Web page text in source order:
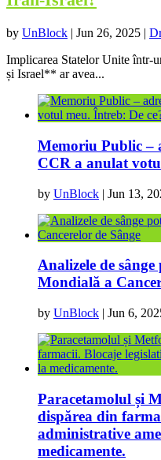
by UnBlock | Jun 26, 2025 |
Implicarea Statelor Unite într-
și Israel** ar avea...
Memoriu Public –
CCR a anulat
by UnBlock | Jun 13,
Analizele de
Mondială a
by UnBlock | Jun 6,
Paracetamolul și
dispărea din
administrative
medicamente.